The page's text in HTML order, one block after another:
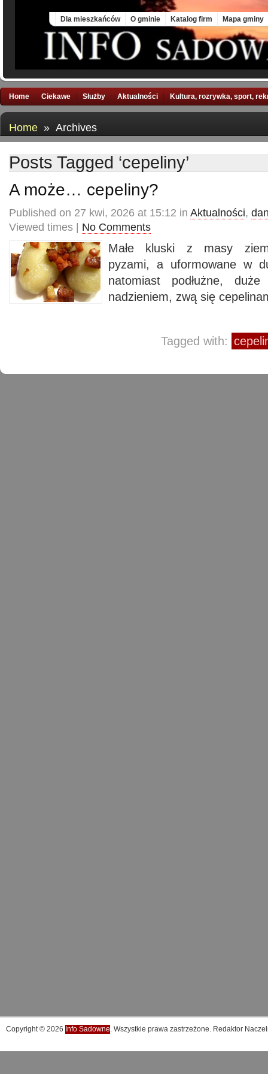
Dla mieszkańców O gminie Katalog firm Mapa gminy
Home Ciekawe Służby Aktualności Kultura, rozrywka, sport,
Home » Archives
Posts Tagged ‘cepeliny’
A może… cepeliny?
Published on 27 kwi, 2026 at 15:12 in Aktualności,
Viewed times | No Comments
Małe kluski z masy
pyzami, a uformowane w
natomiast podłużne,
nadzieniem, zwą się
Tagged with:
Copyright © 2026 Info Sadowne. Wszystkie prawa zastrzeżone. Redaktor